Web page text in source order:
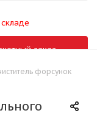
заказ
форсунок